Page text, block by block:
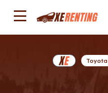
Toyota